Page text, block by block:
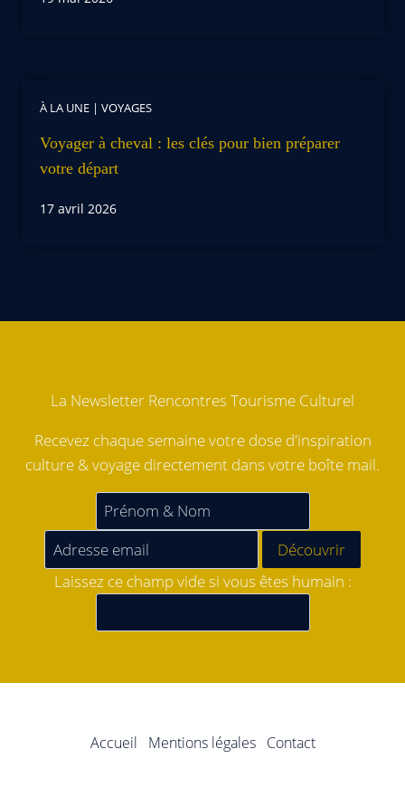
À LA UNE | VOYAGES
Voyager à cheval : les clés pour bien préparer
votre départ
17 avril 2026
La Newsletter Rencontres Tourisme Culturel
Recevez chaque semaine votre dose d'inspiration
culture & voyage directement dans votre boîte mail.
Laissez ce champ vide si vous êtes humain :
Accueil Mentions légales Contact